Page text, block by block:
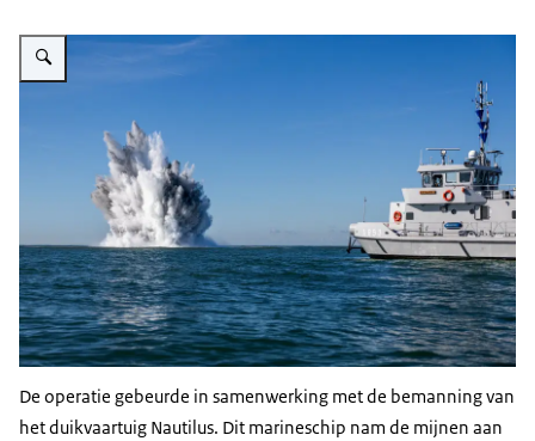
Vergroot afbeelding Ontploffing in zee. Marinevaartuig vaart op afstand.
De operatie gebeurde in samenwerking met de bemanning van
het duikvaartuig Nautilus. Dit marineschip nam de mijnen aan